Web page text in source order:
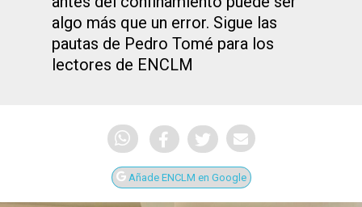
algo más que un error. Sigue las
pautas de Pedro Tomé para los
lectores de ENCLM
Añade ENCLM en Google